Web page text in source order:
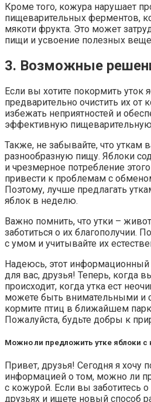
Кроме того, кожура нарушает
пищеварительных ферментов,
мякоти фрукта. Это может
пищи и усвоение полезных
3. Возможные
Если вы хотите покормить уток
предварительно очистить их
избежать неприятностей и
эффективную пищеварительную
Также, не забывайте, что уткам
разнообразную пищу. Яблоки
и чрезмерное потребление
привести к проблемам с
Поэтому, лучше предлагать
яблок в неделю.
Важно помнить, что утки –
заботиться о их благополучии.
с умом и учитывайте их
Надеюсь, этот
для вас, друзья! Теперь, когда
происходит, когда утка ест
можете быть внимательными и
кормите птиц в ближайшем
Пожалуйста, будьте добры к
Можно ли предложить утке яблоки с
Привет, друзья! Сегодня я хочу
информацией о том, можно ли
с кожурой. Если вы заботитесь
друзьях и ищете новый способ